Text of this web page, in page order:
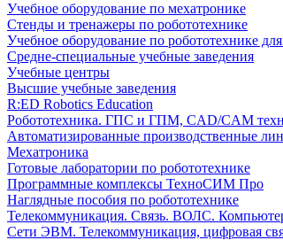
Учебное оборудование по мехатронике
Стенды и тренажеры по робототехнике
Учебное оборудование по робототехнике
Средне-специальные учебные заведения
Учебные центры
Высшие учебные заведения
R:ED Robotics Education
Робототехника. ГПС и ГПМ, CAD/CAM
Автоматизированные производственные
Мехатроника
Готовые лаборатории по робототехнике
Программные комплексы ТехноСИМ Про
Наглядные пособия по робототехнике
Телекоммуникация. Связь. ВОЛС.
Сети ЭВМ. Телекоммуникация, цифровая